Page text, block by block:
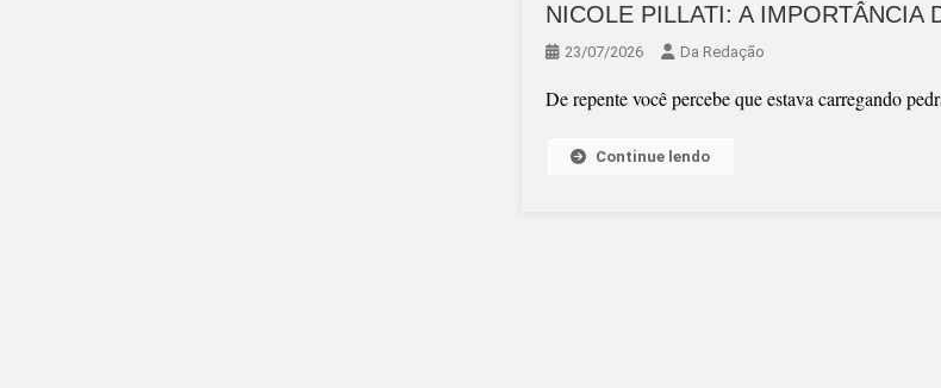
NICOLE PILLATI: A IMPORTÂNCIA
23/07/2026 Da Redação
De repente você percebe que estava carregando
Continue lendo